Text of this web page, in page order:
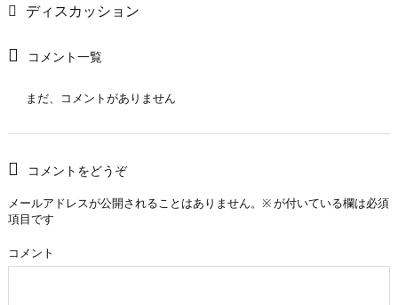
ディスカッション
コメント一覧
まだ、コメントがありません
コメントをどうぞ
メールアドレスが公開されることはありません。 ※が付いている欄は必須
項目です
コメント